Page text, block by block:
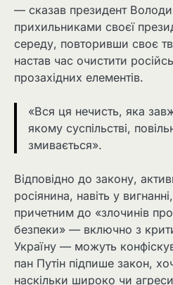
— сказав президент
прихильниками своєї
середу, повторивши своє
настав час очистити
прозахідних елементів.
«Вся ця нечисть, яка
якому суспільстві,
змивається».
Відповідно до закону,
росіянина, навіть у
причетним до «злочинів
безпеки» — включно з
Україну — можуть
пан Путін підпише закон,
наскільки широко чи